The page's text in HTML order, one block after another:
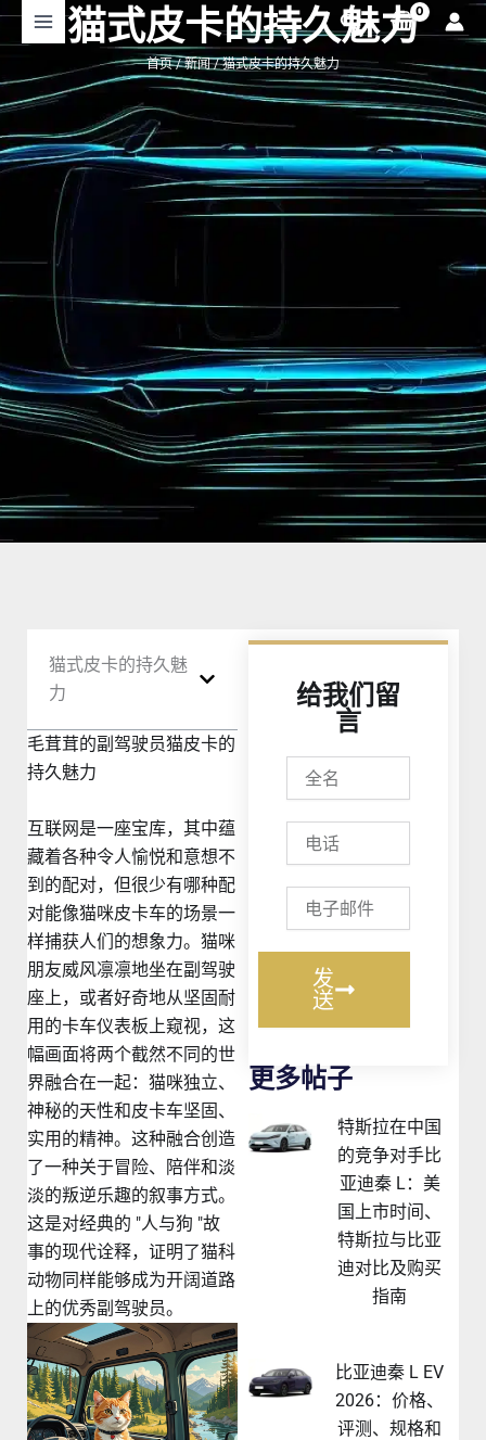
跳
容
搜
索
猫式皮卡的持久魅力
首页/新闻/ 猫式皮卡的持久魅力
猫式皮卡的持久魅
力
毛茸茸的副驾驶员猫皮卡的
持久魅力
互联网是一座宝库，其中蕴
藏着各种令人愉悦和意想不
到的配对，但很少有哪种配
对能像猫咪皮卡车的场景一
样捕获人们的想象力。猫咪
朋友威风凛凛地坐在副驾驶
座上，或者好奇地从坚固耐
用的卡车仪表板上窥视，这
幅画面将两个截然不同的世
界融合在一起：猫咪独立、
神秘的天性和皮卡车坚固、
实用的精神。这种融合创造
了一种关于冒险、陪伴和淡
淡的叛逆乐趣的叙事方式。
这是对经典的 "人与狗 "故
事的现代诠释，证明了猫科
动物同样能够成为开阔道路
上的优秀副驾驶员。
给我们留
言
发
送
更多帖子
特斯拉在中国
的竞争对手比
亚迪秦 L：美
国上市时间、
特斯拉与比亚
迪对比及购买
指南
比亚迪秦 L EV
2026：价格、
评测、规格和